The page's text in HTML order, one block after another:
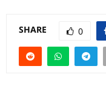
SHARE 0